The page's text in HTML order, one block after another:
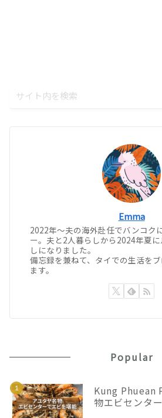
Emma
2022年〜夫の海外赴任でバンコク
ー。夫と2人暮らしから2024年夏
しになりました。
備忘録を兼ねて、タイでの生活を
ます。
Popular
Kung Phuean
物エビセンタ